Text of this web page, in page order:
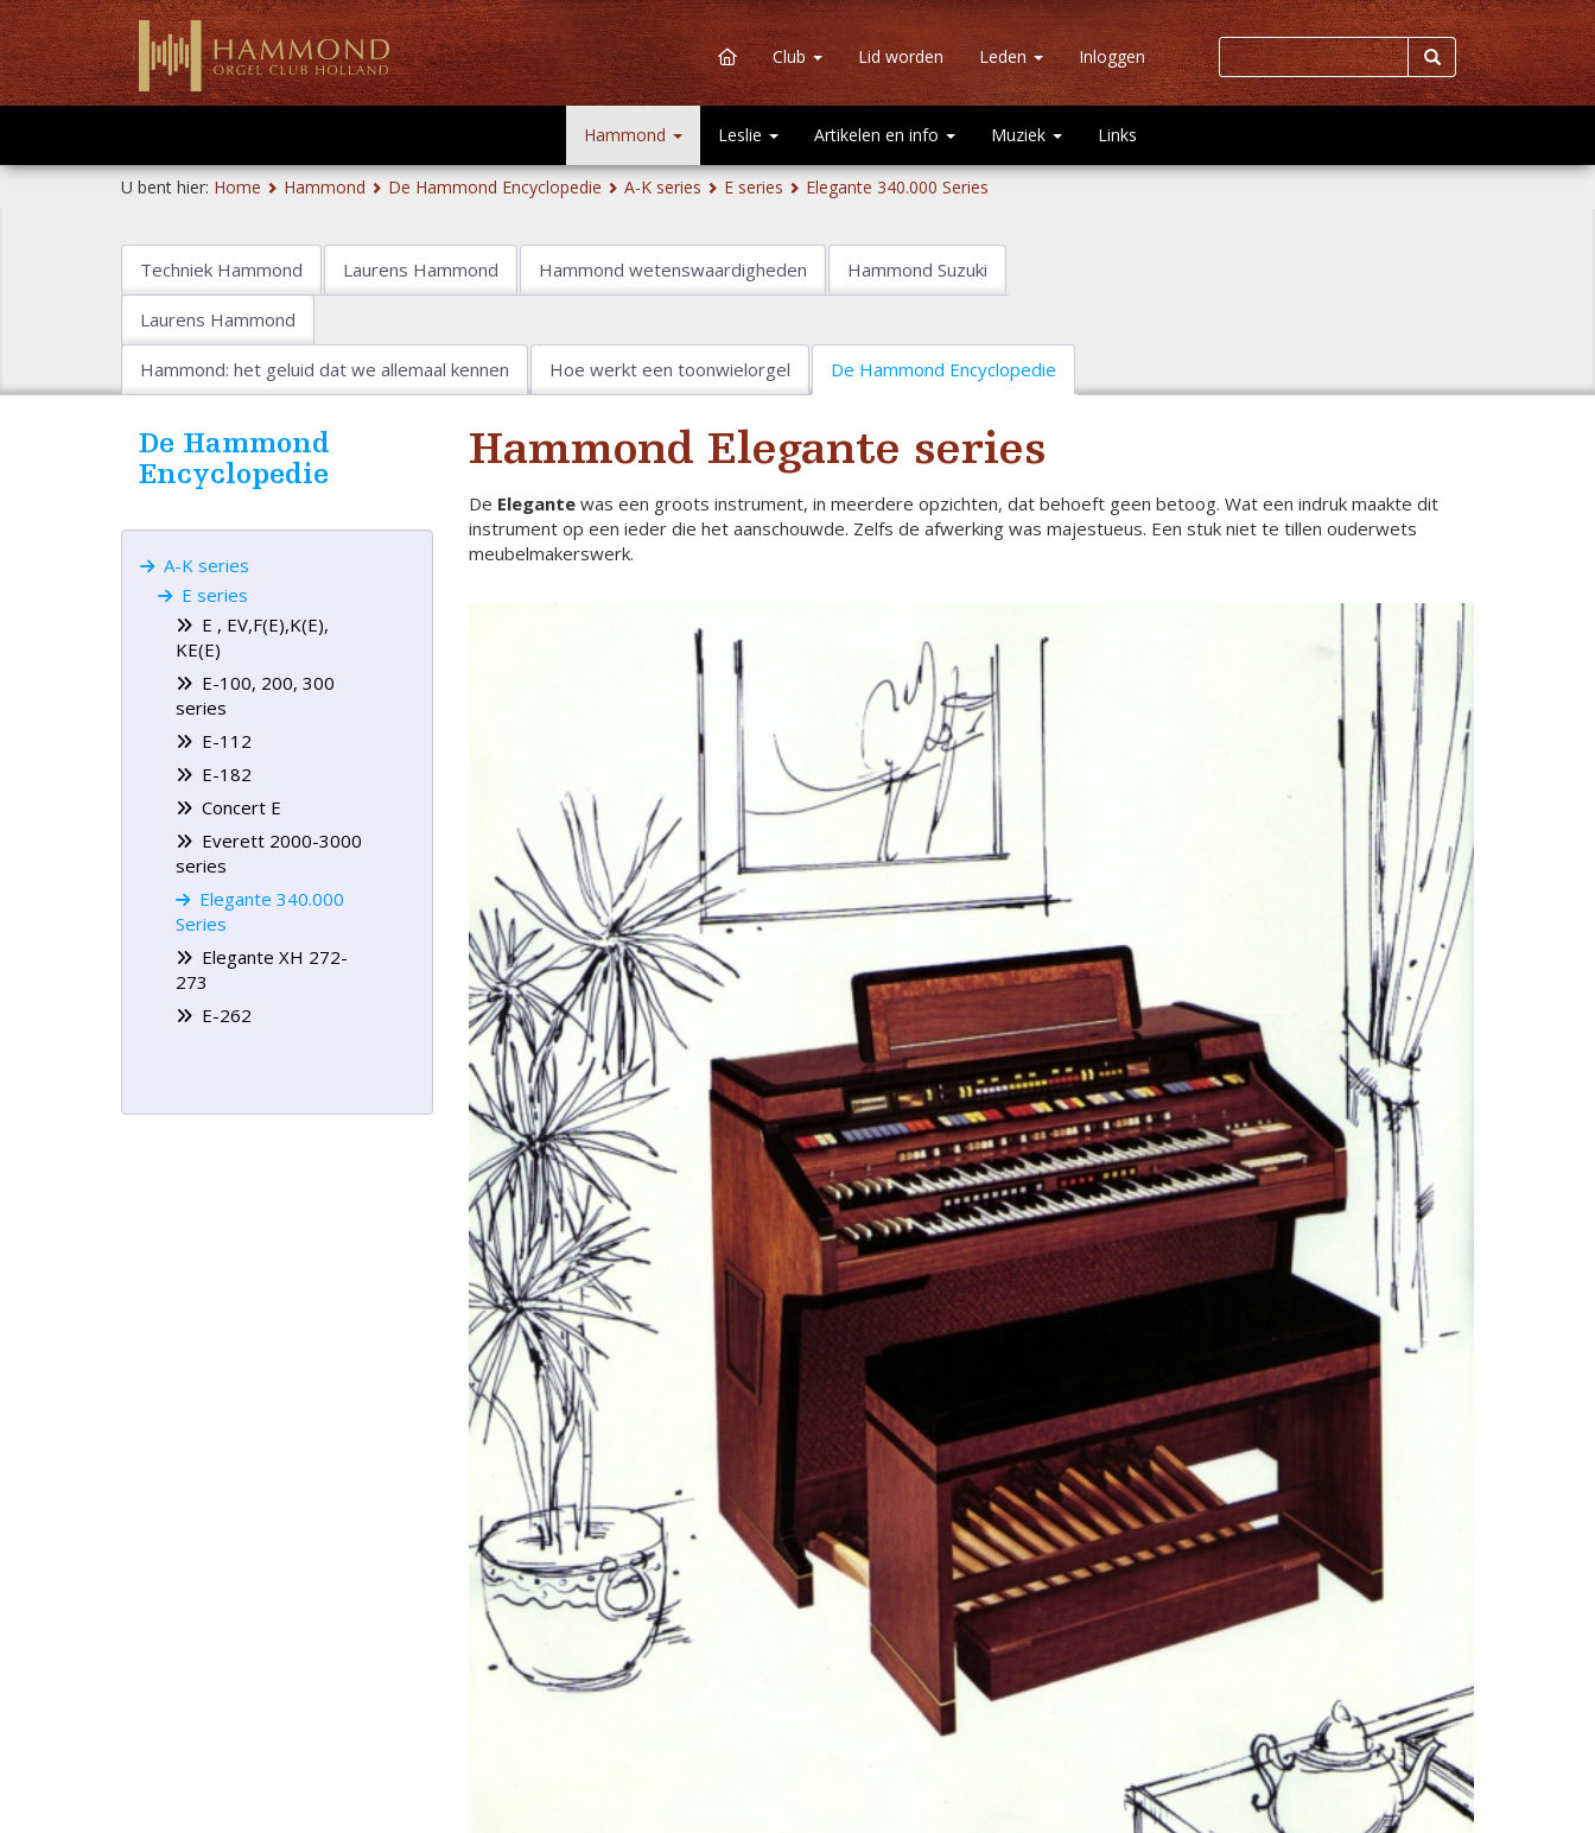
Club Lid worden Leden Inloggen
Hammond Leslie Artikelen en info Muziek Links
U bent hier: Home Hammond De Hammond Encyclopedie A-K series E series Elegante 340.000 Series
Techniek Hammond Laurens Hammond Hammond wetenswaardigheden Hammond Suzuki
Laurens Hammond
Hammond: het geluid dat we allemaal kennen Hoe werkt een toonwielorgel De Hammond Encyclopedie
De Hammond
Encyclopedie
A-K series
E series
E , EV,F(E),K(E),
KE(E)
E-100, 200, 300
series
E-112
E-182
Concert E
Everett 2000-3000
series
Elegante 340.000
Series
Elegante XH 272-
273
E-262
Hammond Elegante series
De Elegantewas een groots instrument, in meerdere opzichten, dat behoeft geen betoog. Wat een indruk maakte dit
instrument op een ieder die het aanschouwde. Zelfs de afwerking was majestueus. Een stuk niet te tillen ouderwets
meubelmakerswerk.